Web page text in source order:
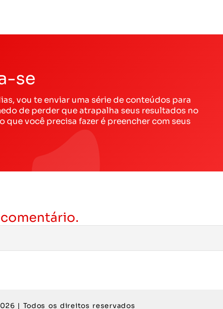
se
vou te enviar uma série de conteúdos para
de perder que atrapalha seus resultados no
que você precisa fazer é preencher com seus
| Todos os direitos reservados